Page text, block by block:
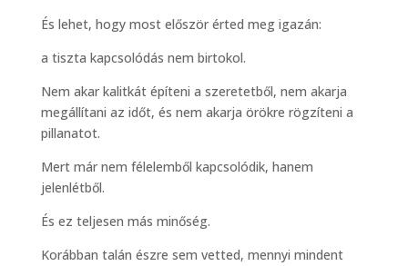
És lehet, hogy most először érted meg igazán:
a tiszta kapcsolódás nem birtokol.
Nem akar kalitkát építeni a szeretetből, nem akarja
megállítani az időt, és nem akarja örökre rögzíteni a
pillanatot.
Mert már nem félelemből kapcsolódik, hanem
jelenlétből.
És ez teljesen más minőség.
Korábban talán észre sem vetted, mennyi mindent